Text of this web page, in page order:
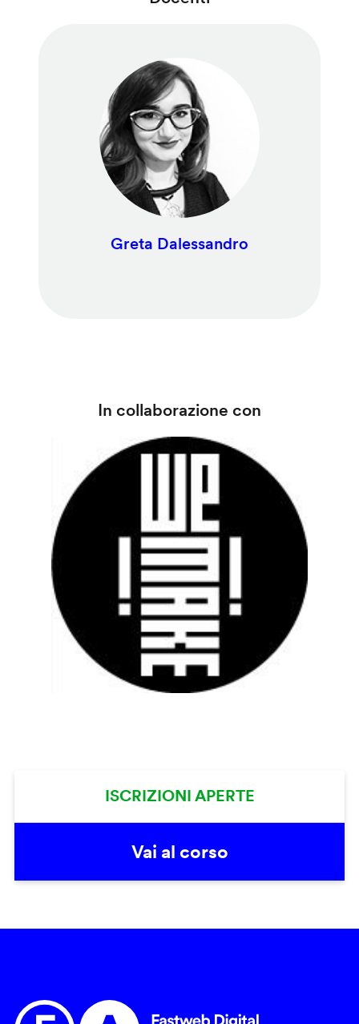
Greta Dalessandro
In collaborazione con
ISCRIZIONI APERTE
Vai al corso